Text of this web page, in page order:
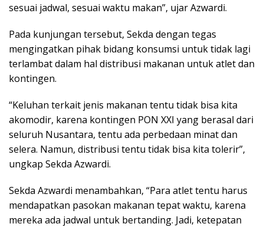
sesuai jadwal, sesuai waktu makan”, ujar Azwardi.
Pada kunjungan tersebut, Sekda dengan tegas
mengingatkan pihak bidang konsumsi untuk tidak lagi
terlambat dalam hal distribusi makanan untuk atlet dan
kontingen.
“Keluhan terkait jenis makanan tentu tidak bisa kita
akomodir, karena kontingen PON XXI yang berasal dari
seluruh Nusantara, tentu ada perbedaan minat dan
selera. Namun, distribusi tentu tidak bisa kita tolerir”,
ungkap Sekda Azwardi.
Sekda Azwardi menambahkan, “Para atlet tentu harus
mendapatkan pasokan makanan tepat waktu, karena
mereka ada jadwal untuk bertanding. Jadi, ketepatan